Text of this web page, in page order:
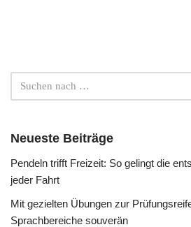
Neueste Beiträge
Pendeln trifft Freizeit: So gelingt die
jeder Fahrt
Mit gezielten Übungen zur
Sprachbereiche souverän